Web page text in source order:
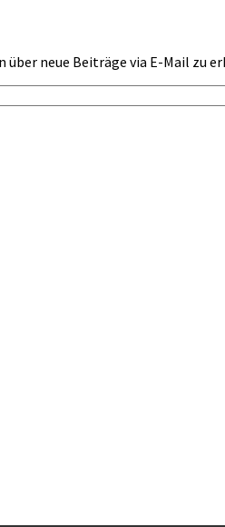
über neue Beiträge via E-Mail zu